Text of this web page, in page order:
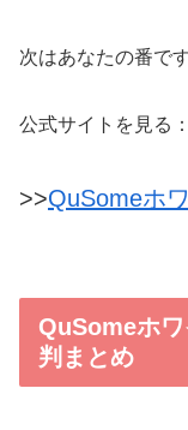
次はあなたの番です
公式サイトを見る：
>>QuSomeホ
QuSomeホ
判まとめ